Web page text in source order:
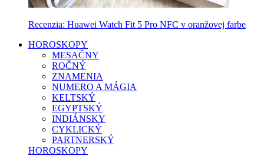
Recenzia: Huawei Watch Fit 5 Pro NFC v oranžovej farbe
HOROSKOPY
MESAČNY
ROČNÝ
ZNAMENIA
NUMERO A MÁGIA
KELTSKÝ
EGYPTSKÝ
INDIÁNSKY
CYKLICKÝ
PARTNERSKÝ
HOROSKOPY